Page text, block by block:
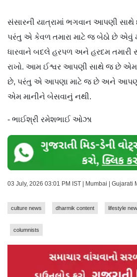
સંસારની યાત્રામાં ભગવાન આપણી
પરંતુ એ કેવળ તમારા માટે જ બેઠો છે એવું
ધારવાને બદલે હરપળ અને હરદમ તમારી
રાખો. આમ ઈશ્વર આપણી સાથે જ છે એમ
છે, પરંતુ એ આપણા માટે જ છે અને
એમ માનીને બેસવાનું નથી.
- ભાઈશ્રી રમેશભાઈ ઓઝા
03 July, 2026 03:01 PM IST | Mumbai | Gujarati
culture news dharmik content lifestyle
columnists